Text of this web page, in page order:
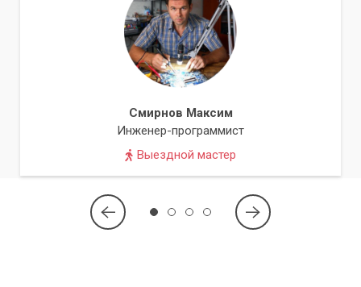
Смирнов Максим
Инженер-программист
Выездной мастер